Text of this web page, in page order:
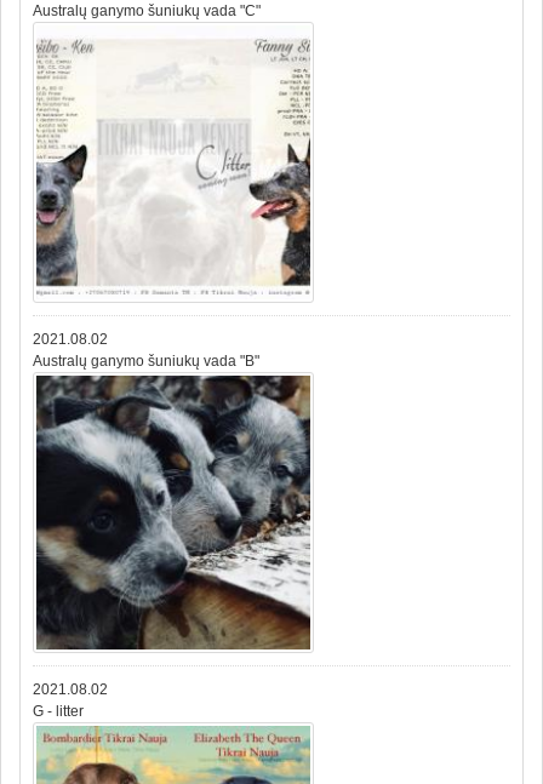
Australų ganymo šuniukų vada "C"
2021.08.02
Australų ganymo šuniukų vada "B"
2021.08.02
G - litter